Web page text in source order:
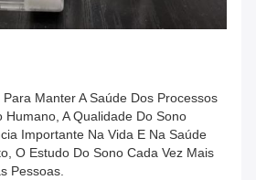
Manter A Saúde Dos Processos
Humano, A Qualidade Do Sono
Importante Na Vida E Na Saúde
O Estudo Do Sono Cada Vez Mais
Pessoas.